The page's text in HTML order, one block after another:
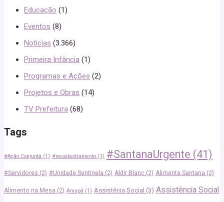
Educação (1)
Eventos (8)
Noticias (3.366)
Primeira Infância (1)
Programas e Ações (2)
Projetos e Obras (14)
TV Prefeitura (68)
Tags
#Ação Conjunta (1) #recadastramento (1) #SantanaUrgente (41)
#Servidores (2) #Unidade Sentinela (2) Aldir Blanc (2) Alimenta Santana (2)
Alimento na Mesa (2) Amapá (1) Assistêcia Social (3) Assistência Social